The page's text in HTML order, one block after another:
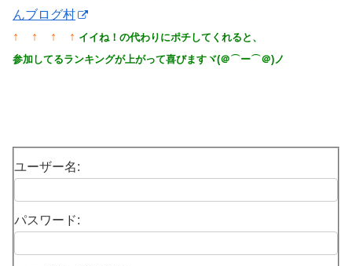
んブログ村
↑ ↑ ↑ ↑ イイね！の代わりにポチしてくれると、
参加してるランキングが上がって喜びますヾ(＠⌒ー⌒＠)ノ
ユーザー名:
パスワード: